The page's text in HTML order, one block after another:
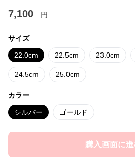
7,100 円
サイズ
22.0cm 22.5cm 23.0cm
24.5cm 25.0cm
カラー
シルバー ゴールド
購入画面に